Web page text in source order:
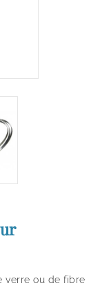
verre ou de fibre